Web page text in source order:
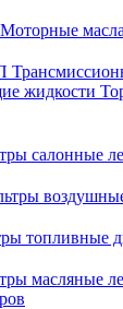
Моторные
жидкости
салонные
топливные
масляные